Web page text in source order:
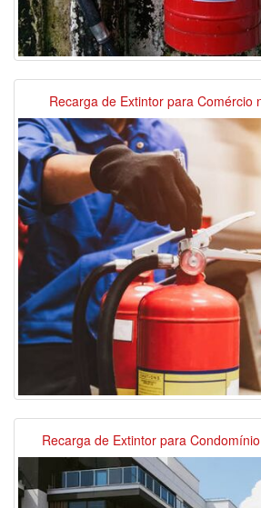
Recarga de Extintor para Comércio
Recarga de Extintor para